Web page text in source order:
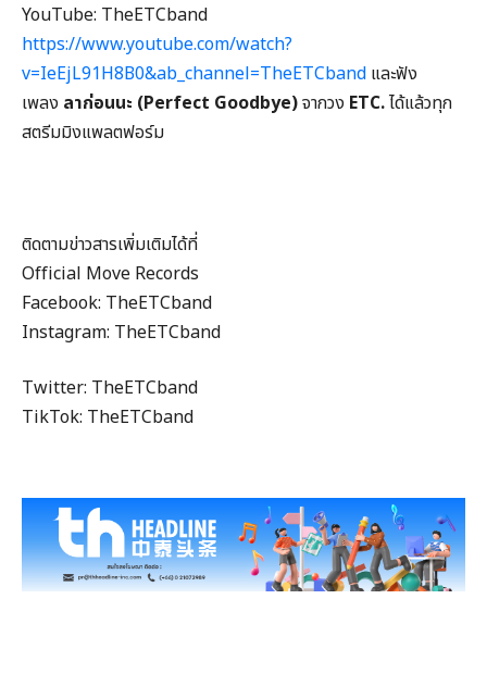
YouTube: TheETCband
https://www.youtube.com/watch?
v=IeEjL91H8B0&ab_channel=TheETCband และฟัง
เพลง ลาก่อนนะ (Perfect Goodbye)จากวง ETC.ได้แล้วทุก
สตรีมมิงแพลตฟอร์ม
ติดตามข่าวสารเพิ่มเติมได้ที่
Official Move Records
Facebook: TheETCband
Instagram: TheETCband
Twitter: TheETCband
TikTok: TheETCband